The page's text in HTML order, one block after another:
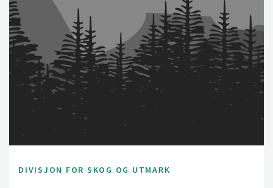
DIVISJON FOR SKOG OG UTMARK